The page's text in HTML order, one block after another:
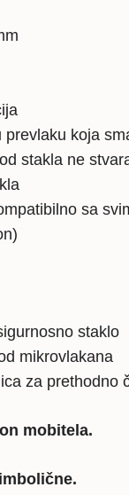
prevlaku koja
stakla ne
sa
staklo
mikrovlakana
za prethodno
mobitela.